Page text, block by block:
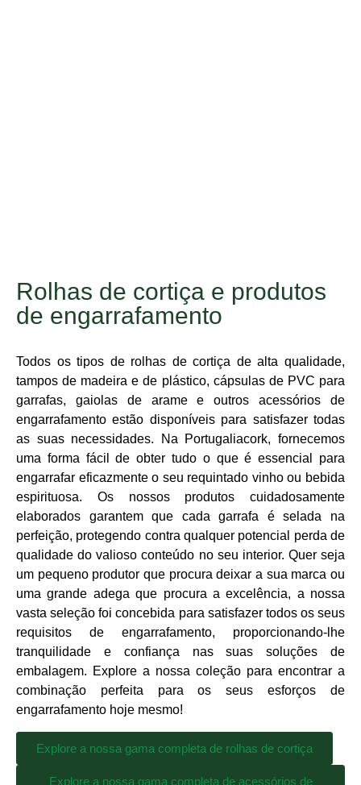
Rolhas de cortiça e produtos
de engarrafamento
Todos os tipos de rolhas de cortiça de alta qualidade,
tampos de madeira e de plástico, cápsulas de PVC para
garrafas, gaiolas de arame e outros acessórios de
engarrafamento estão disponíveis para satisfazer todas
as suas necessidades. Na Portugaliacork, fornecemos
uma forma fácil de obter tudo o que é essencial para
engarrafar eficazmente o seu requintado vinho ou bebida
espirituosa. Os nossos produtos cuidadosamente
elaborados garantem que cada garrafa é selada na
perfeição, protegendo contra qualquer potencial perda de
qualidade do valioso conteúdo no seu interior. Quer seja
um pequeno produtor que procura deixar a sua marca ou
uma grande adega que procura a excelência, a nossa
vasta seleção foi concebida para satisfazer todos os seus
requisitos de engarrafamento, proporcionando-lhe
tranquilidade e confiança nas suas soluções de
embalagem. Explore a nossa coleção para encontrar a
combinação perfeita para os seus esforços de
engarrafamento hoje mesmo!
Explore a nossa gama completa de rolhas de cortiça
Explore a nossa gama completa de acessórios de